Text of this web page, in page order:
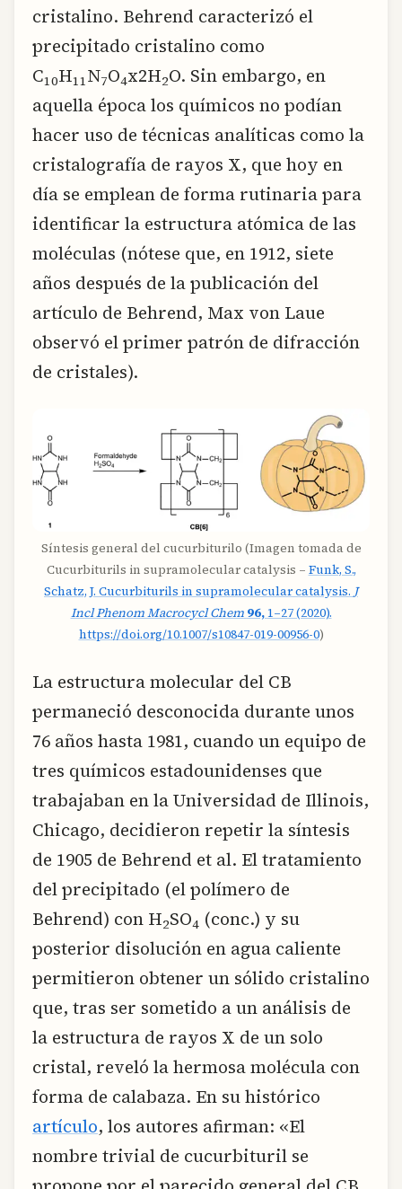
cristalino. Behrend caracterizó el
precipitado cristalino como
C10H11N7O4x2H2O. Sin embargo, en
aquella época los químicos no podían
hacer uso de técnicas analíticas como la
cristalografía de rayos X, que hoy en
día se emplean de forma rutinaria para
identificar la estructura atómica de las
moléculas (nótese que, en 1912, siete
años después de la publicación del
artículo de Behrend, Max von Laue
observó el primer patrón de difracción
de cristales).
Síntesis general del cucurbiturilo (Imagen tomada de
Cucurbiturils in supramolecular catalysis – Funk, S.,
Schatz, J. Cucurbiturils in supramolecular catalysis. J
Incl Phenom Macrocycl Chem 96, 1–27 (2020).
https://doi.org/10.1007/s10847-019-00956-0)
La estructura molecular del CB
permaneció desconocida durante unos
76 años hasta 1981, cuando un equipo de
tres químicos estadounidenses que
trabajaban en la Universidad de Illinois,
Chicago, decidieron repetir la síntesis
de 1905 de Behrend et al. El tratamiento
del precipitado (el polímero de
Behrend) con H2SO4 (conc.) y su
posterior disolución en agua caliente
permitieron obtener un sólido cristalino
que, tras ser sometido a un análisis de
la estructura de rayos X de un solo
cristal, reveló la hermosa molécula con
forma de calabaza. En su histórico
artículo, los autores afirman: «El
nombre trivial de cucurbituril se